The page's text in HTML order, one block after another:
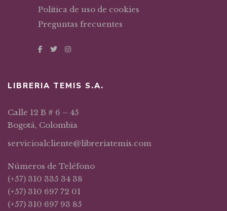
Política de uso de cookies
Preguntas frecuentes
LIBRERIA TEMIS S.A.
Calle 12 B # 6 – 45
Bogotá, Colombia
servicioalcliente@libreriatemis.com
Números de Teléfono
(+57) 310 335 34 38
(+57) 310 697 72 01
(+57) 310 697 93 85